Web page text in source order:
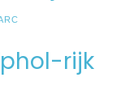
rijk